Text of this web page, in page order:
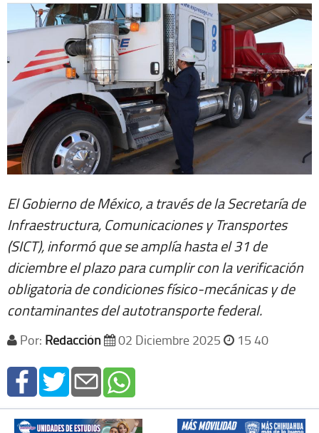
El Gobierno de México, a través de la Secretaría de
Infraestructura, Comunicaciones y Transportes
(SICT), informó que se amplía hasta el 31 de
diciembre el plazo para cumplir con la verificación
obligatoria de condiciones físico-mecánicas y de
contaminantes del autotransporte federal.
Por: Redacción 02 Diciembre 2025 15 40